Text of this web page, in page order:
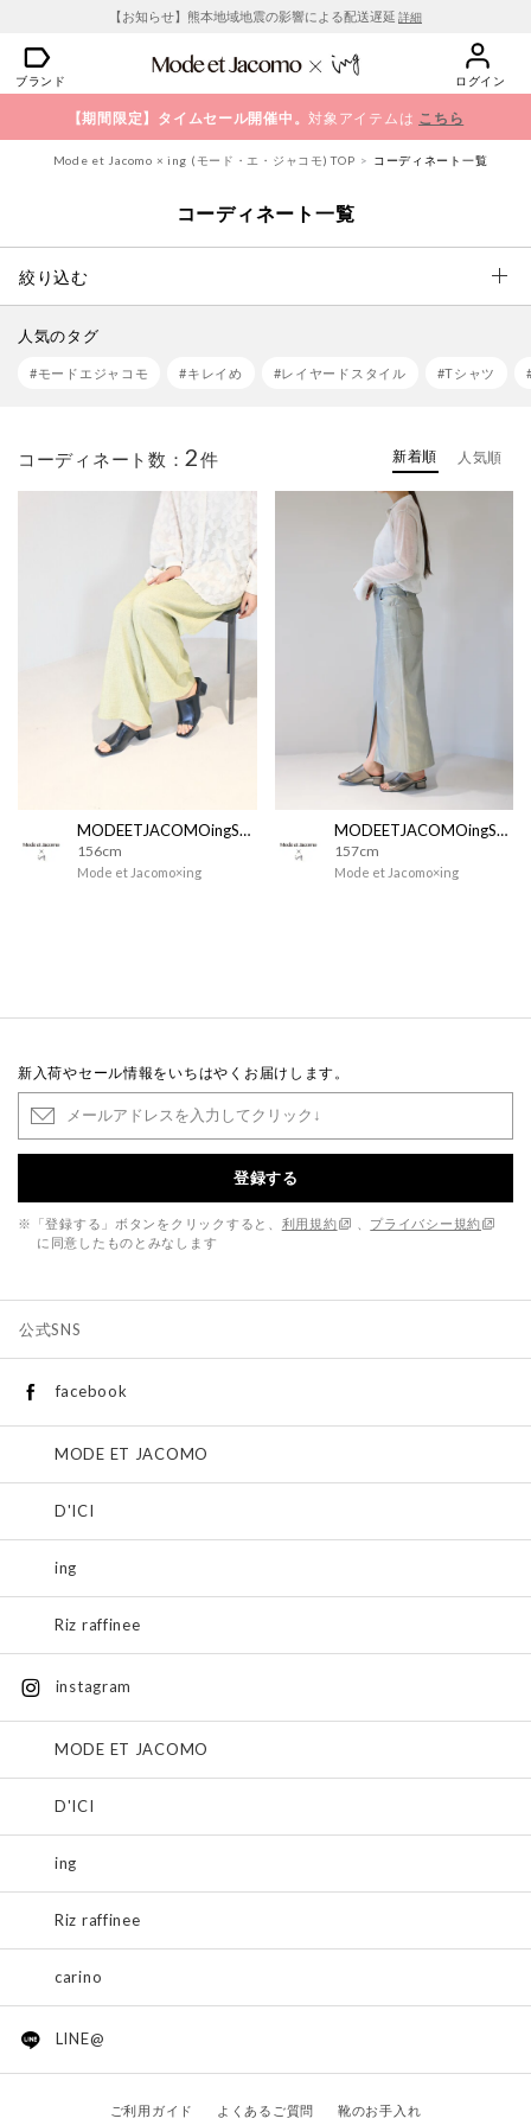
【お知らせ】熊本地域地震の影響による配送遅延 詳細
ブランド ログイン
【期間限定】タイムセール開催中。対象アイテムは こちら
Mode et Jacomo × ing (モード・エ・ジャコモ) TOP コーディネート一覧
コーディネート一覧
絞り込む
人気のタグ
#モードエジャコモ #キレイめ #レイヤードスタイル #Tシャツ
コーディネート数： 2件 新着順 人気順
MODEETJACOMOingSTAFF
156cm
Mode et Jacomo×ing
MODEETJACOMOingSTAFF
157cm
Mode et Jacomo×ing
新入荷やセール情報をいちはやくお届けします。
登録する
※「登録する」ボタンをクリックすると、 利用規約
プライバシー規約
に同意したものとみなします
公式SNS
facebook
MODE ET JACOMO
D'ICI
ing
Riz raffinee
instagram
MODE ET JACOMO
D'ICI
ing
Riz raffinee
carino
LINE@
ご利用ガイド よくあるご質問 靴のお手入れ